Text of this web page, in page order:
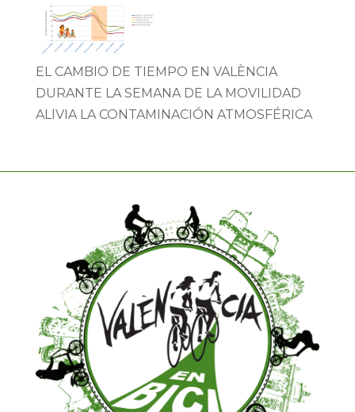
EL CAMBIO DE TIEMPO EN VALÈNCIA
DURANTE LA SEMANA DE LA MOVILIDAD
ALIVIA LA CONTAMINACIÓN ATMOSFÉRICA